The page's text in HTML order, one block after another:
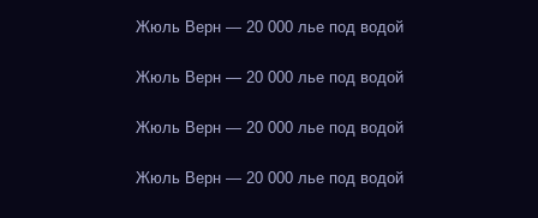
Жюль Верн — 20 000 лье под водой
Жюль Верн — 20 000 лье под водой
Жюль Верн — 20 000 лье под водой
Жюль Верн — 20 000 лье под водой